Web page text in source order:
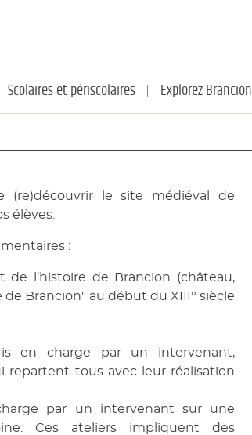
Scolaires et périscolaires Explorez Brancion
(re)découvrir le site médiéval de
élèves.
:
l’histoire de Brancion (château,
Brancion" au début du XIII° siècle
en charge par un intervenant,
repartent tous avec leur réalisation
par un intervenant sur une
Ces ateliers impliquent des